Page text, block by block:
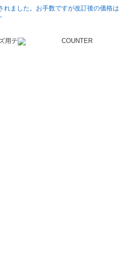
ました。お手数ですが改訂後の価格は